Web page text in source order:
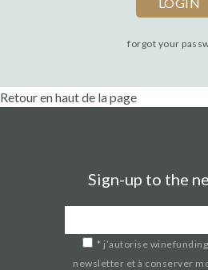
forgot your
Retour en haut de la page
Sign-up to the
* j’autorise
newsletter et à conserver